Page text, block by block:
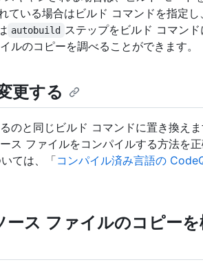
ている場合はビルド コマンドを指定
autobuild ステップをビルド コマン
のコピーを調べることができます。
更する
のと同じビルド コマンドに置き換え
ス ファイルをコンパイルする方法を
ては、「コンパイル済み言語の
ス ファイルのコピーを